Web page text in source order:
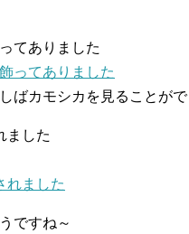
てありました
ばカモシカを見ることが
ました
ですね～